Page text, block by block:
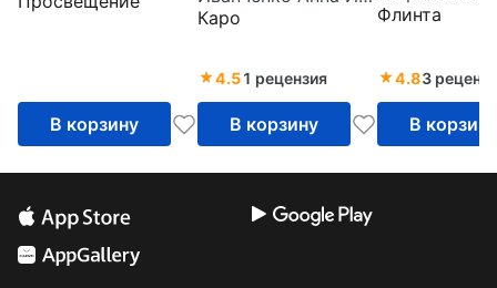
Учебное пособие
В корзину
упражнений.
Ключи
Каро
4.51 рецензия
В корзину
Флинта
4.83
В корзину